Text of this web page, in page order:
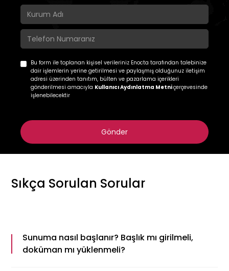
Bu form ile toplanan kişisel verileriniz Enocta tarafından talebinize
dair işlemlerin yerine getirilmesi ve paylaşmış olduğunuz iletişim
adresi üzerinden tanıtım, bülten ve pazarlama içerikleri
gönderilmesi amacıyla Kullanıcı Aydınlatma Metniçerçevesinde
işlenebilecektir
Sıkça Sorulan Sorular
Sunuma nasıl başlanır? Başlık mı girilmeli,
doküman mı yüklenmeli?